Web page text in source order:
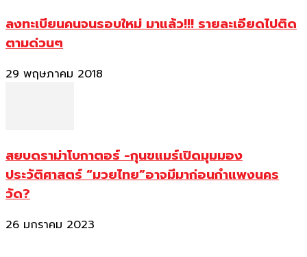
ลงทะเบียนคนจนรอบใหม่ มาแล้ว!!! รายละเอียดไปติด
ตามด่วนๆ
29 พฤษภาคม 2018
สยบดราม่าโบกาตอร์ -กุนขแมร์เปิดมุมมอง
ประวัติศาสตร์ “มวยไทย”อาจมีมาก่อนกำแพงนคร
วัด?
26 มกราคม 2023